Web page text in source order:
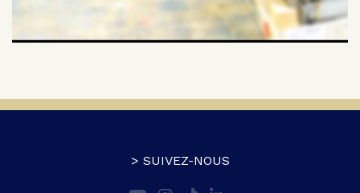
> SUIVEZ-NOUS